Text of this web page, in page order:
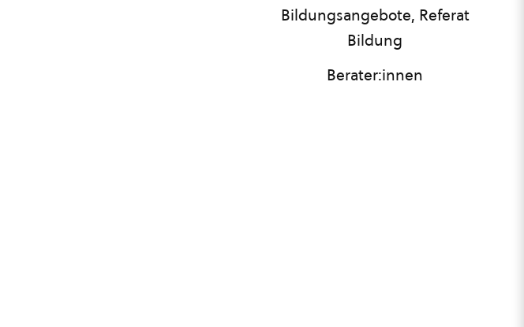
Bildungsangebote, Referat
Bildung
Berater:innen